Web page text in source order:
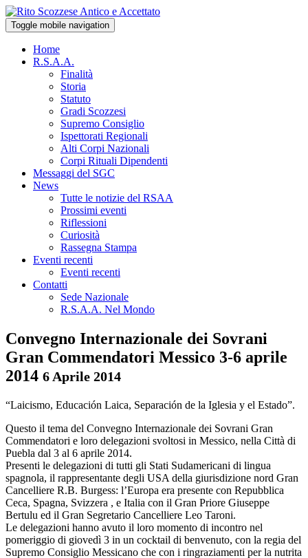
Toggle mobile navigation
Home
R.S.A.A.
Finalità
Storia
Statuto
Gradi Scozzesi
Supremo Consiglio
Ispettorati Regionali
Alti Corpi Nazionali
Corpi Rituali Dipendenti
Messaggi del SGC
News
Tutte le notizie del RSAA
Prossimi eventi
Riflessioni
Curiosità
Rassegna Stampa
Eventi recenti
Eventi recenti
Contatti
Sede Nazionale
R.S.A.A. Nel Mondo
Convegno Internazionale dei Sovrani
Gran Commendatori Messico 3-6 aprile
2014 6 Aprile 2014
“Laicismo, Educación Laica, Separación de la Iglesia y el Estado”.
Questo il tema del Convegno Internazionale dei Sovrani Gran
Commendatori e loro delegazioni svoltosi in Messico, nella Città di
Puebla dal 3 al 6 aprile 2014.
Presenti le delegazioni di tutti gli Stati Sudamericani di lingua
spagnola, il rappresentante degli USA della giurisdizione nord Gran
Cancelliere R.B. Burgess: l’Europa era presente con Repubblica
Ceca, Spagna, Svizzera , e Italia con il Gran Priore Giuseppe
Bertulu ed il Gran Segretario Cancelliere Leo Taroni.
Le delegazioni hanno avuto il loro momento di incontro nel
pomeriggio di giovedì 3 in un cocktail di benvenuto, con la regia del
Supremo Consiglio Messicano che con i ringraziamenti per la nutrita